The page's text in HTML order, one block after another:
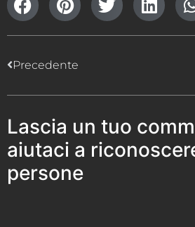
Precedente
Lascia un tuo
aiutaci a
persone